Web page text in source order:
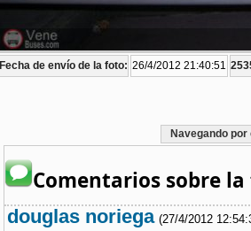
Fecha de envío de la foto: 26/4/2012 21:40:51
Navegando
Comentarios sobre
douglas noriega (27/4/2012